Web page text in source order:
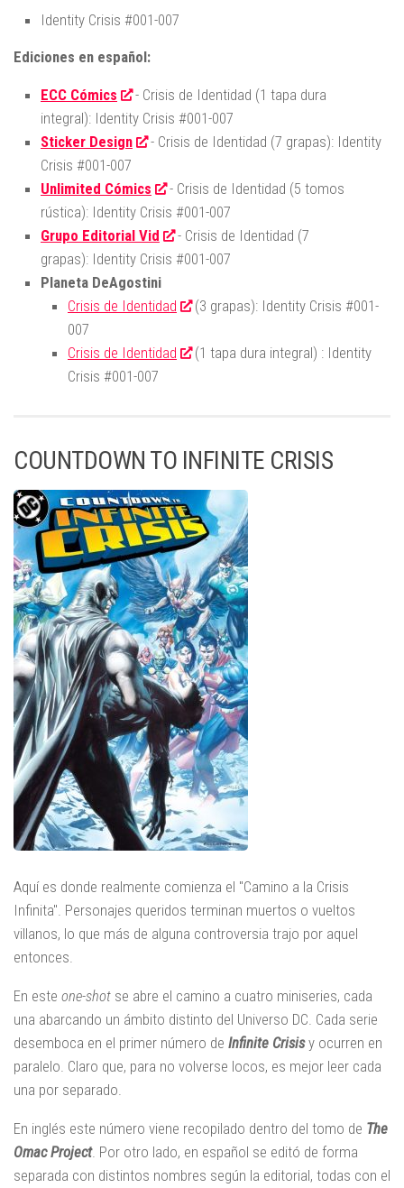
Identity Crisis #001-007
Ediciones en español:
ECC Cómics
- Crisis de Identidad (1 tapa dura
integral): Identity Crisis #001-007
Sticker Design
- Crisis de Identidad (7 grapas): Identity
Crisis #001-007
Unlimited Cómics
- Crisis de Identidad (5 tomos
rústica): Identity Crisis #001-007
Grupo Editorial Vid
- Crisis de Identidad (7
grapas): Identity Crisis #001-007
Planeta DeAgostini
Crisis de Identidad
(3 grapas): Identity Crisis #001-
007
Crisis de Identidad
(1 tapa dura integral) : Identity
Crisis #001-007
COUNTDOWN TO INFINITE CRISIS
Aquí es donde realmente comienza el "Camino a la Crisis
Infinita". Personajes queridos terminan muertos o vueltos
villanos, lo que más de alguna controversia trajo por aquel
entonces.
En este one-shot se abre el camino a cuatro miniseries, cada
una abarcando un ámbito distinto del Universo DC. Cada serie
desemboca en el primer número de Infinite Crisisy ocurren en
paralelo. Claro que, para no volverse locos, es mejor leer cada
una por separado.
En inglés este número viene recopilado dentro del tomo de The
Omac Project. Por otro lado, en español se editó de forma
separada con distintos nombres según la editorial, todas con el